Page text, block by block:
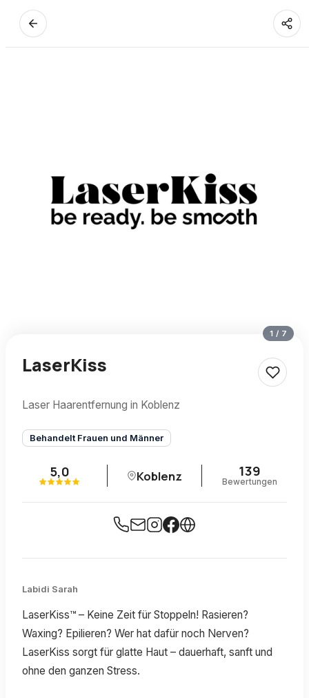
1 / 7
LaserKiss
Laser Haarentfernung in Koblenz
Behandelt Frauen und Männer
5,0 Koblenz 139
Bewertungen
Labidi Sarah
LaserKiss™ – Keine Zeit für Stoppeln! Rasieren?
Waxing? Epilieren? Wer hat dafür noch Nerven?
LaserKiss sorgt für glatte Haut – dauerhaft, sanft und
ohne den ganzen Stress.